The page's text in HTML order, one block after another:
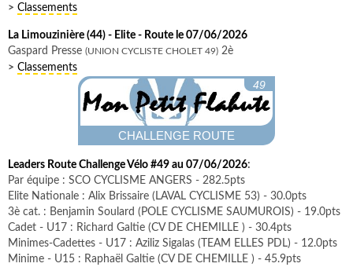
> Classements
La Limouzinière (44) - Elite - Route le 07/06/2026
Gaspard Presse (UNION CYCLISTE CHOLET 49) 2è
> Classements
49
CHALLENGE ROUTE
Leaders Route Challenge Vélo #49 au 07/06/2026:
Par équipe : SCO CYCLISME ANGERS - 282.5pts
Elite Nationale : Alix Brissaire (LAVAL CYCLISME 53) - 30.0pts
3è cat. : Benjamin Soulard (POLE CYCLISME SAUMUROIS) - 19.0pts
Cadet - U17 : Richard Galtie (CV DE CHEMILLE ) - 30.4pts
Minimes-Cadettes - U17 : Aziliz Sigalas (TEAM ELLES PDL) - 12.0pts
Minime - U15 : Raphaël Galtie (CV DE CHEMILLE ) - 45.9pts